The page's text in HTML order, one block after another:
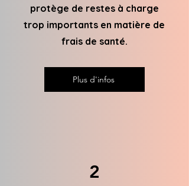
protège de restes à charge
trop importants en matière de
frais de santé.
Plus d'infos
2